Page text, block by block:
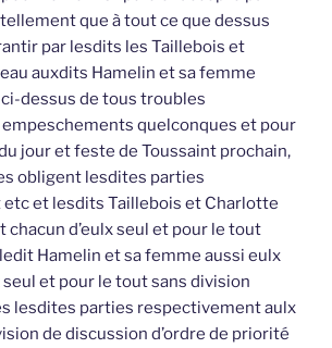
que à tout ce que dessus
par lesdits les Taillebois et
auxdits Hamelin et sa femme
dessus de tous troubles
quelconques et pour
jour et feste de Toussaint prochain,
obligent lesdites parties
et lesdits Taillebois et Charlotte
chacun d’eulx seul et pour le tout
Hamelin et sa femme aussi eulx
seul et pour le tout sans division
lesdites parties respectivement aulx
de discussion d’ordre de priorité